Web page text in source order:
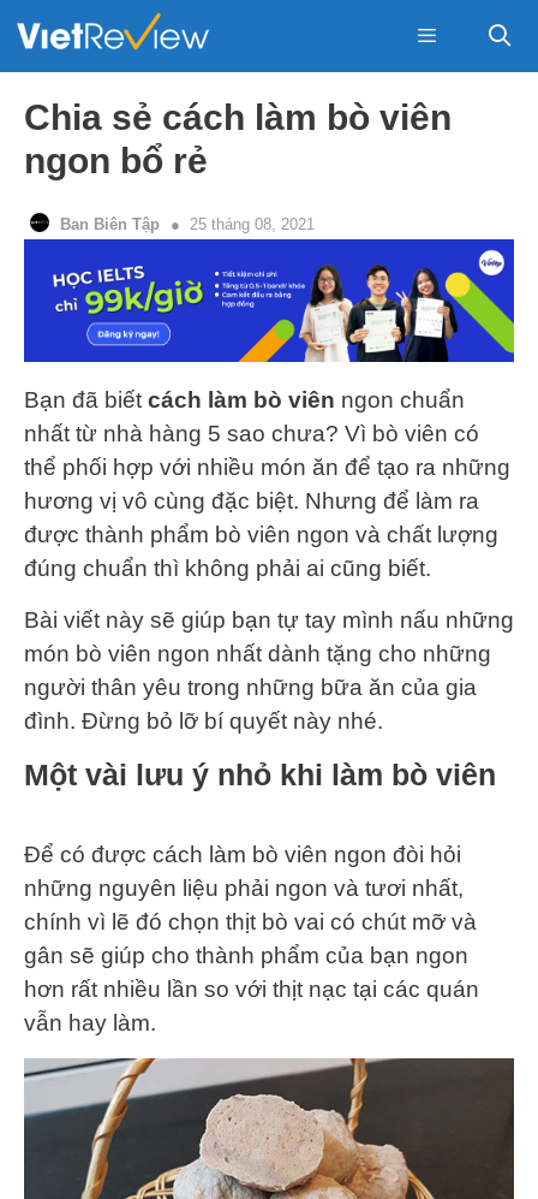
Menu
Chia sẻ cách làm bò viên
ngon bổ rẻ
Ban Biên Tập 25 tháng 08, 2021
Bạn đã biết cách làm bò viên ngon chuẩn
nhất từ nhà hàng 5 sao chưa? Vì bò viên có
thể phối hợp với nhiều món ăn để tạo ra những
hương vị vô cùng đặc biệt. Nhưng để làm ra
được thành phẩm bò viên ngon và chất lượng
đúng chuẩn thì không phải ai cũng biết.
Bài viết này sẽ giúp bạn tự tay mình nấu những
món bò viên ngon nhất dành tặng cho những
người thân yêu trong những bữa ăn của gia
đình. Đừng bỏ lỡ bí quyết này nhé.
Một vài lưu ý nhỏ khi làm bò viên
Để có được cách làm bò viên ngon đòi hỏi
những nguyên liệu phải ngon và tươi nhất,
chính vì lẽ đó chọn thịt bò vai có chút mỡ và
gân sẽ giúp cho thành phẩm của bạn ngon
hơn rất nhiều lần so với thịt nạc tại các quán
vẫn hay làm.